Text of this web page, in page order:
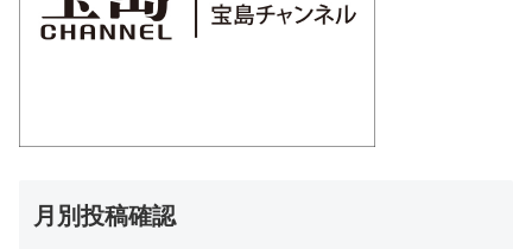
月別投稿確認